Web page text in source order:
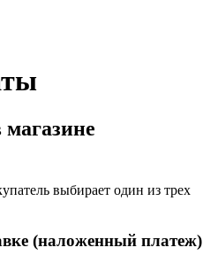
магазине
выбирает один из трех
(наложенный платеж)